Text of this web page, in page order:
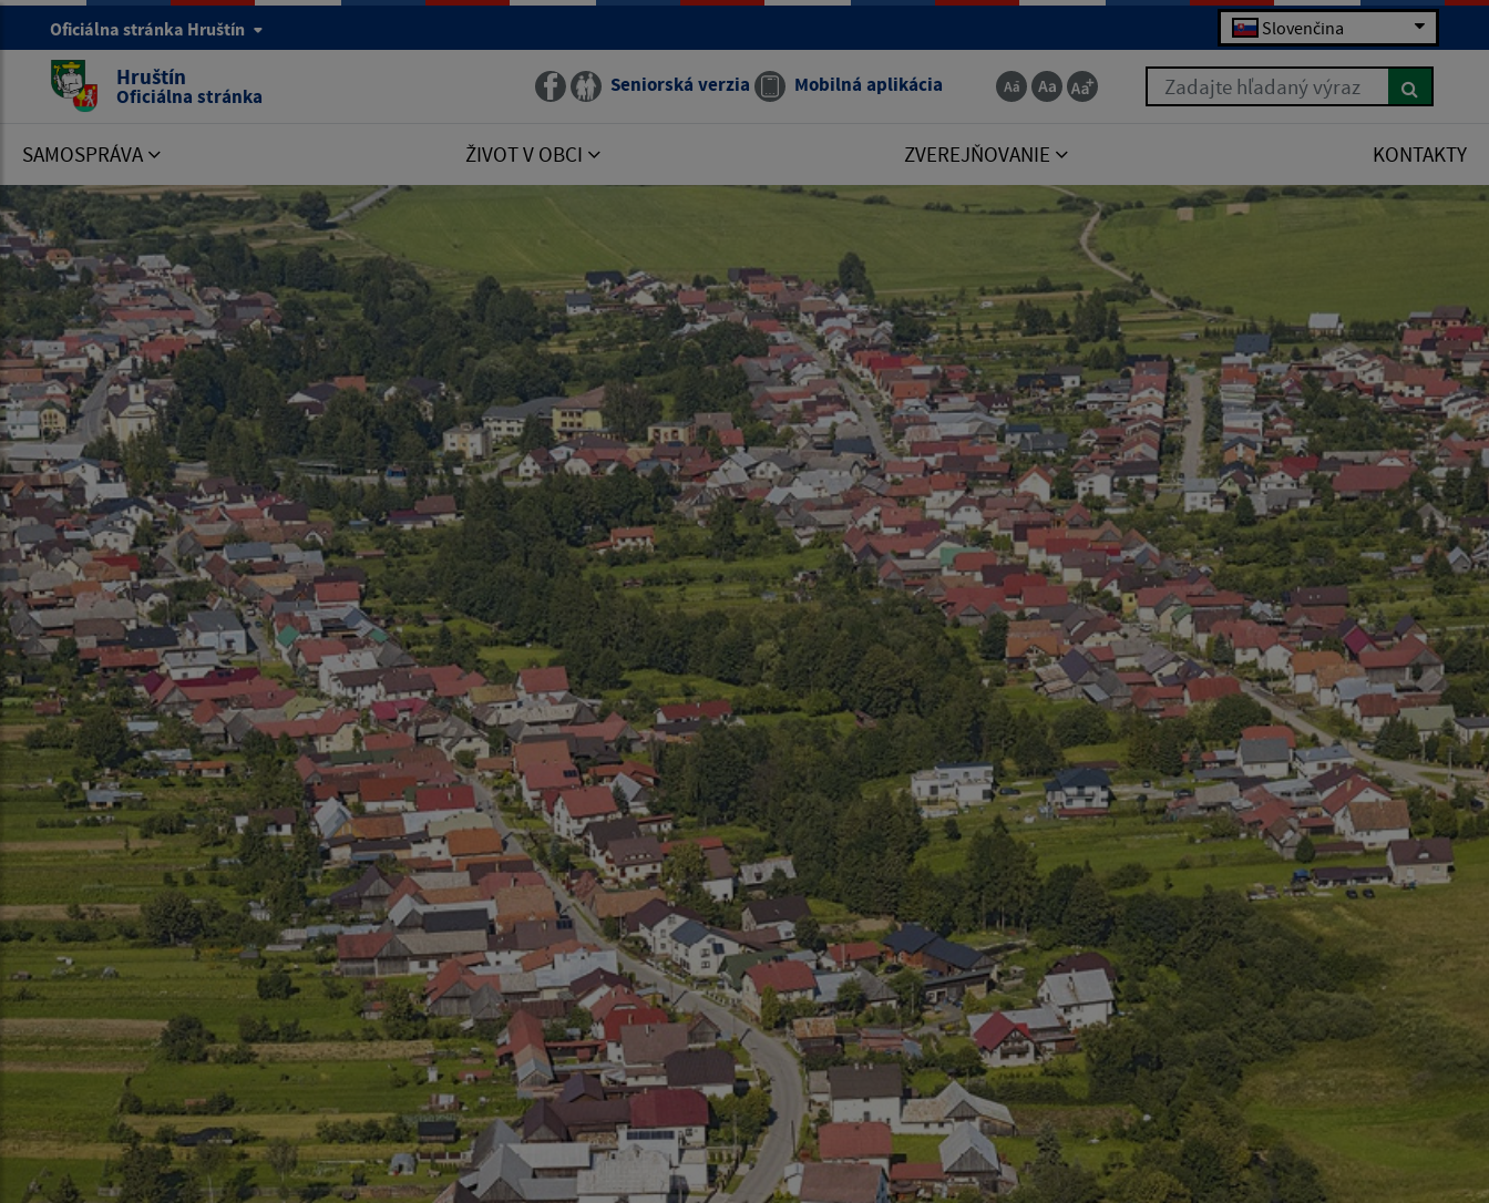
Oficiálna stránka Hruštín Slovenčina
Hruštín
Oficiálna stránka Seniorská verzia Mobilná aplikácia Zadajte hľadaný výraz
SAMOSPRÁVA ŽIVOT V OBCI ZVEREJŇOVANIE KONTAKTY